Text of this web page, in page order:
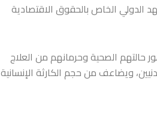
الدولي الخاص بالحقوق الاقتصادية
حالتهم الصحية وحرمانهم من العلاج
ويضاعف من حجم الكارثة الإنسانية